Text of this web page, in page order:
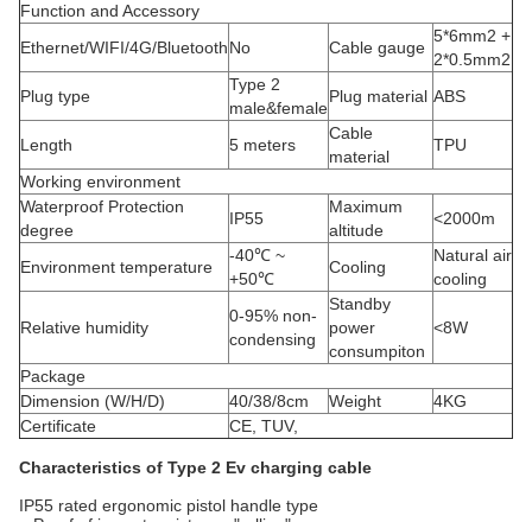
Function and Accessory
Ethernet/WIFI/4G/BluetoothNo Cable gauge
5*6mm2 +
2*0.5mm2
Plug type
Type 2
male&female
Plug material ABS
Length 5 meters
Cable
material
TPU
Working environment
Waterproof Protection
degree
IP55
Maximum
altitude
<2000m
Environment temperature
-40℃ ~
+50℃
Cooling
Natural air
cooling
Relative humidity
0-95% non-
condensing
Standby
power
consumpiton
<8W
Package
Dimension (W/H/D)
40/38/8cm Weight
4KG
Certificate
CE, TUV,
Characteristics of Type 2 Ev charging cable
IP55 rated ergonomic pistol handle type